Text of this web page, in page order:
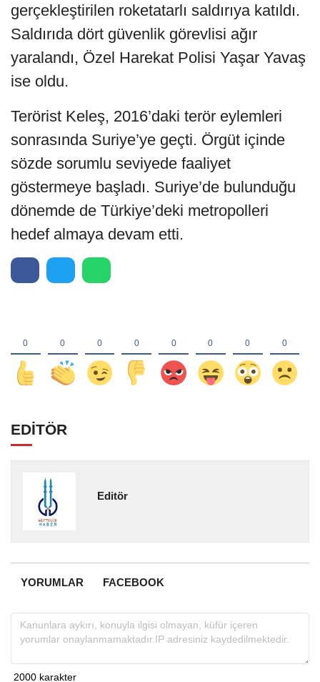
gerçekleştirilen roketatarlı saldırıya katıldı.
Saldırıda dört güvenlik görevlisi ağır
yaralandı, Özel Harekat Polisi Yaşar Yavaş
ise oldu.
Terörist Keleş, 2016’daki terör eylemleri
sonrasında Suriye’ye geçti. Örgüt içinde
sözde sorumlu seviyede faaliyet
göstermeye başladı. Suriye’de bulunduğu
dönemde de Türkiye’deki metropolleri
hedef almaya devam etti.
EDİTÖR
Editör
YORUMLAR FACEBOOK